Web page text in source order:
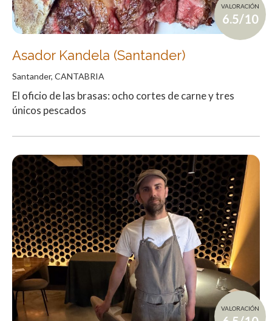
VALORACIÓN
6.5/10
Asador Kandela (Santander)
Santander, CANTABRIA
El oficio de las brasas: ocho cortes de carne y tres
únicos pescados
VALORACIÓN